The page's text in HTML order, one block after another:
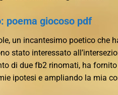
poema giocoso pdf
un incantesimo poetico che
stato interessato
di due fb2 rinomati, ha
ipotesi e ampliando la mia